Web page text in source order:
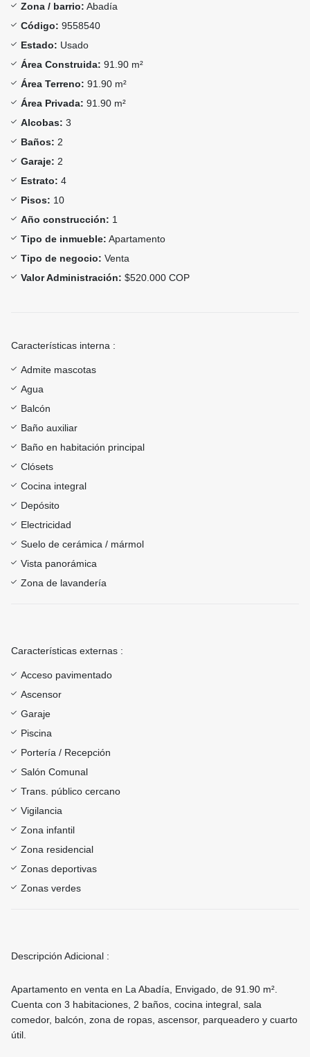
Zona / barrio: Abadía
Código: 9558540
Estado: Usado
Área Construida: 91.90 m²
Área Terreno: 91.90 m²
Área Privada: 91.90 m²
Alcobas: 3
Baños: 2
Garaje: 2
Estrato: 4
Pisos: 10
Año construcción: 1
Tipo de inmueble: Apartamento
Tipo de negocio: Venta
Valor Administración: $520.000 COP
Características interna :
Admite mascotas
Agua
Balcón
Baño auxiliar
Baño en habitación principal
Clósets
Cocina integral
Depósito
Electricidad
Suelo de cerámica / mármol
Vista panorámica
Zona de lavandería
Características externas :
Acceso pavimentado
Ascensor
Garaje
Piscina
Portería / Recepción
Salón Comunal
Trans. público cercano
Vigilancia
Zona infantil
Zona residencial
Zonas deportivas
Zonas verdes
Descripción Adicional :
Apartamento en venta en La Abadía, Envigado, de 91.90 m².
Cuenta con 3 habitaciones, 2 baños, cocina integral, sala
comedor, balcón, zona de ropas, ascensor, parqueadero y cuarto
útil.